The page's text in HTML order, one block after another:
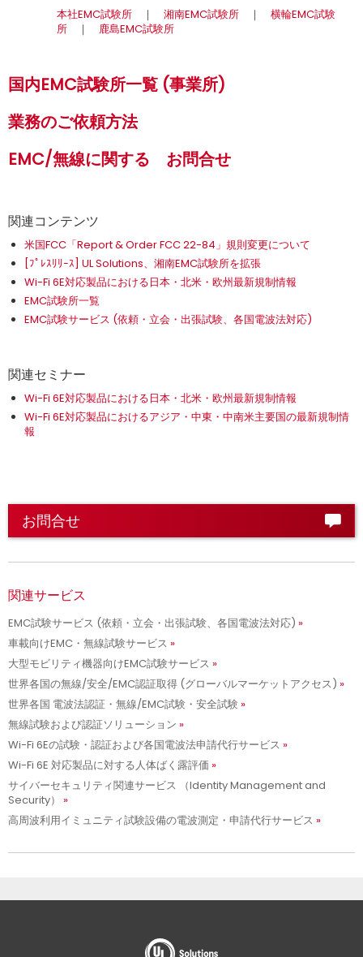
本社EMC試験所 ｜ 湘南EMC試験所 ｜ 横輪EMC試験
所 ｜ 鹿島EMC試験所
国内EMC試験所一覧 (事業所)
業務のご依頼方法
EMC/無線に関する お問合せ
関連コンテンツ
米国FCC「Report & Order FCC 22-84」規則変更について
[ﾌﾟﾚｽﾘﾘｰｽ] UL Solutions、湘南EMC試験所を拡張
Wi-Fi 6E対応製品における日本・北米・欧州最新規制情報
EMC試験所一覧
EMC試験サービス (依頼・立会・出張試験、各国電波法対応)
関連セミナー
Wi-Fi 6E対応製品における日本・北米・欧州最新規制情報
Wi-Fi 6E対応製品におけるアジア・中東・中南米主要国の最新規制情
報
お問合せ
関連サービス
EMC試験サービス (依頼・立会・出張試験、各国電波法対応)
車載向けEMC・無線試験サービス
大型モビリティ機器向けEMC試験サービス
世界各国の無線/安全/EMC認証取得 (グローバルマーケットアクセス)
世界各国 電波法認証・無線/EMC試験・安全試験
無線試験および認証ソリューション
Wi-Fi 6Eの試験・認証および各国電波法申請代行サービス
Wi-Fi 6E 対応製品に対する人体ばく露評価
サイバーセキュリティ関連サービス （Identity Management and
Security）
高周波利用イミュニティ試験設備の電波測定・申請代行サービス